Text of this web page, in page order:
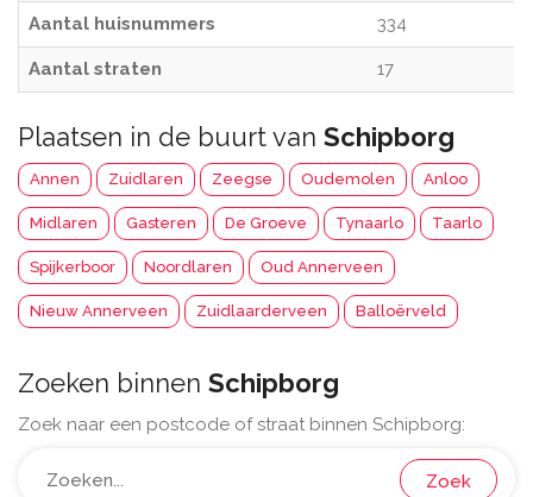
Aantal huisnummers 334
Aantal straten 17
Plaatsen in de buurt van Schipborg
Annen Zuidlaren Zeegse Oudemolen Anloo
Midlaren Gasteren De Groeve Tynaarlo Taarlo
Spijkerboor Noordlaren Oud Annerveen
Nieuw Annerveen Zuidlaarderveen Balloërveld
Zoeken binnen Schipborg
Zoek naar een postcode of straat binnen Schipborg:
Zoek